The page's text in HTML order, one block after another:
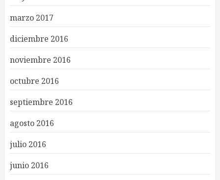
marzo 2017
diciembre 2016
noviembre 2016
octubre 2016
septiembre 2016
agosto 2016
julio 2016
junio 2016